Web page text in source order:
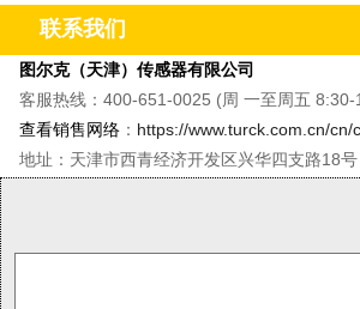
联系我们
图尔克（天津）传感器有限公司
客服热线：400-651-0025 (周 一至周五 8:30-
查看销售网络 ： https://www.turck.com.cn/
地址：天津市西青经济开发区兴华四支路18号